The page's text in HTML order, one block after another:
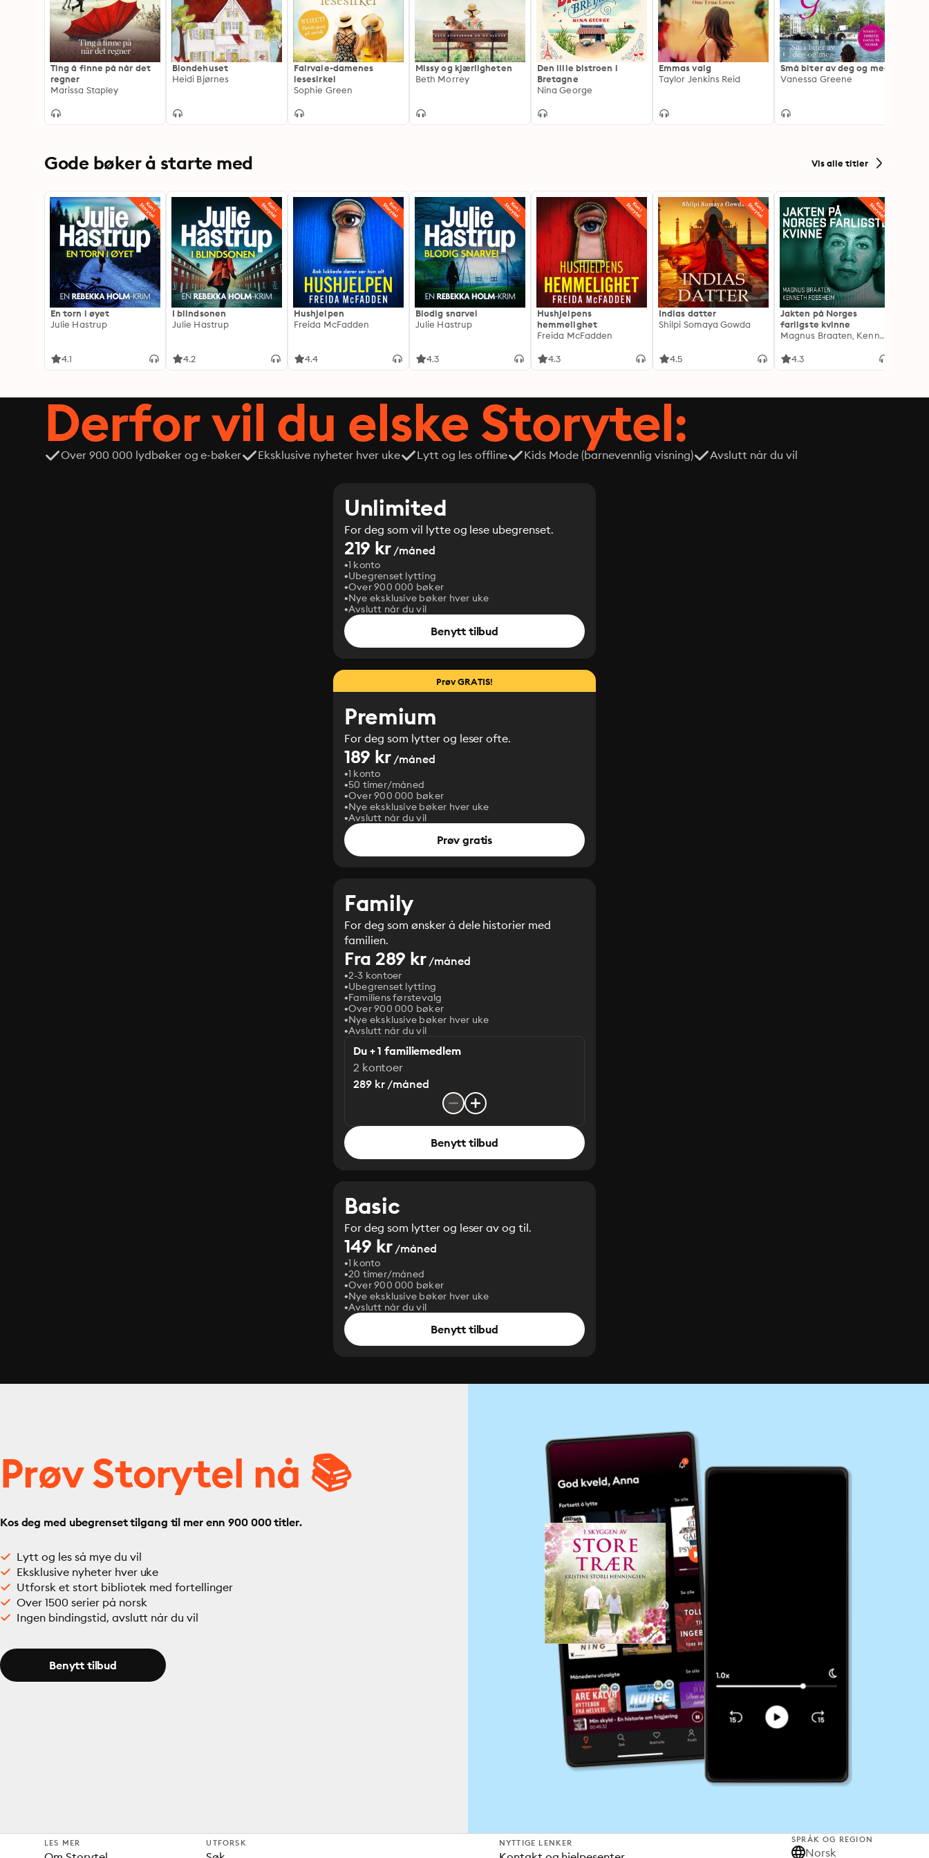
Ting å finne på når det
regner
Marissa Stapley
Blondehuset
Heidi Bjørnes
Fairvale-damenes
lesesirkel
Sophie Green
Missy og kjærligheten
Beth Morrey
Den lille bistroen i
Bretagne
Nina George
Emmas valg
Taylor Jenkins Reid
Små biter av deg og meg
Vanessa Greene
Gode bøker å starte med Vis alle titler
En torn i øyet
Julie Hastrup
4.1
I blindsonen
Julie Hastrup
4.2
Hushjelpen
Freida McFadden
4.4
Blodig snarvei
Julie Hastrup
4.3
Hushjelpens
hemmelighet
Freida McFadden
4.3
Indias datter
Shilpi Somaya Gowda
4.5
Jakten på Norges
farligste kvinne
Magnus Braaten, Kenneth Fossheim
4.3
Derfor vil du elske Storytel:
Over 900 000 lydbøker og e-bøker Eksklusive nyheter hver uke Lytt og les offline Kids Mode (barnevennlig visning) Avslutt når du vil
Unlimited
For deg som vil lytte og lese ubegrenset.
219 kr/måned
1 konto
Ubegrenset lytting
Over 900 000 bøker
Nye eksklusive bøker hver uke
Avslutt når du vil
Benytt tilbud
Prøv GRATIS!
Premium
For deg som lytter og leser ofte.
189 kr/måned
1 konto
50 timer/måned
Over 900 000 bøker
Nye eksklusive bøker hver uke
Avslutt når du vil
Prøv gratis
Family
For deg som ønsker å dele historier med
familien.
Fra 289 kr/måned
2-3 kontoer
Ubegrenset lytting
Familiens førstevalg
Over 900 000 bøker
Nye eksklusive bøker hver uke
Avslutt når du vil
Du + 1 familiemedlem
2 kontoer
289 kr /måned
Benytt tilbud
Basic
For deg som lytter og leser av og til.
149 kr/måned
1 konto
20 timer/måned
Over 900 000 bøker
Nye eksklusive bøker hver uke
Avslutt når du vil
Benytt tilbud
Prøv Storytel nå 📚
Kos deg med ubegrenset tilgang til mer enn 900 000 titler.
Lytt og les så mye du vil
Eksklusive nyheter hver uke
Utforsk et stort bibliotek med fortellinger
Over 1500 serier på norsk
Ingen bindingstid, avslutt når du vil
Benytt tilbud
LES MER UTFORSK NYTTIGE LENKER SPRÅK OG REGION
Norsk